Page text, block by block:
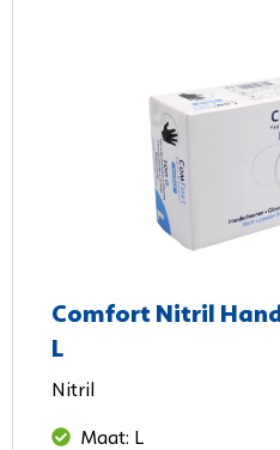
Comfort Nitril
L
Nitril
Maat: L